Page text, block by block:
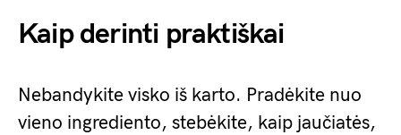
Kaip derinti praktiškai
Nebandykite visko iš karto. Pradėkite nuo
vieno ingrediento, stebėkite, kaip jaučiatės,